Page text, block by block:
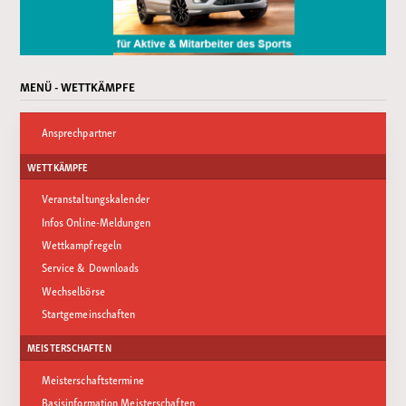
MENÜ - WETTKÄMPFE
Ansprechpartner
WETTKÄMPFE
Veranstaltungskalender
Infos Online-Meldungen
Wettkampfregeln
Service & Downloads
Wechselbörse
Startgemeinschaften
MEISTERSCHAFTEN
Meisterschaftstermine
Basisinformation Meisterschaften